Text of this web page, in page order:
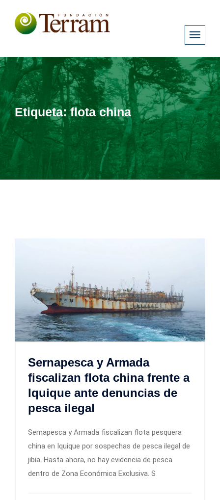
Etiqueta:flota china
Sernapesca y Armada
fiscalizan flota china frente a
Iquique ante denuncias de
pesca ilegal
Sernapesca y Armada fiscalizan flota pesquera
china en Iquique por sospechas de pesca ilegal de
jibia. Hasta ahora, no hay evidencia de pesca
dentro de Zona Económica Exclusiva. S